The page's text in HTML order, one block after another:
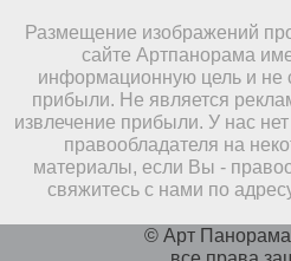
Размещение изображений
сайте Артпанорама
информационную цель и не
прибыли. Не является
извлечение прибыли. У нас
правообладателя на
материалы, если Вы -
свяжитесь с нами по
© Арт